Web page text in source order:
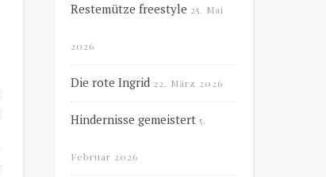
Restemütze freestyle 25. Mai
2026
Die rote Ingrid 22. März 2026
Hindernisse gemeistert 5.
Februar 2026